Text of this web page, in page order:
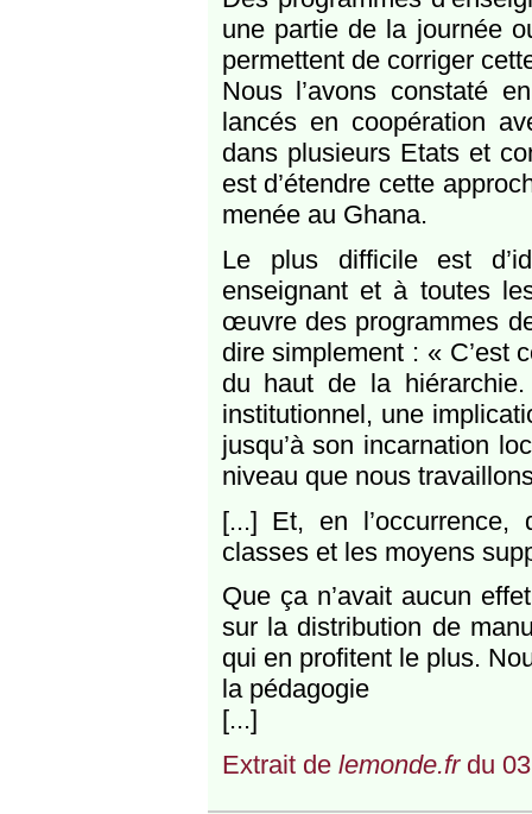
une partie de la journée
permettent de corriger
Nous l’avons constaté
lancés en coopération
dans plusieurs Etats et
est d’étendre cette
menée au Ghana.
Le plus difficile est
enseignant et à toutes
œuvre des programmes
dire simplement : « C’est
du haut de la
institutionnel, une
jusqu’à son incarnation
niveau que nous
[...] Et, en l’occurrence,
classes et les moyens
Que ça n’avait aucun
sur la distribution de
qui en profitent le plus.
la pédagogie
[...]
Extrait de lemonde.frdu